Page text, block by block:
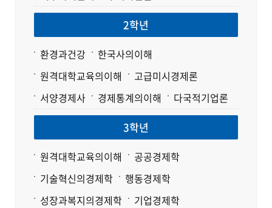
2학년
환경과건강
한국사의이해
원격대학교육의이해
고급미시경제론
서양경제사
경제통계의이해 다국적기업론
3학년
원격대학교육의이해
공공경제학
기술혁신의경제학
행동경제학
성장과복지의경제학
기업경제학